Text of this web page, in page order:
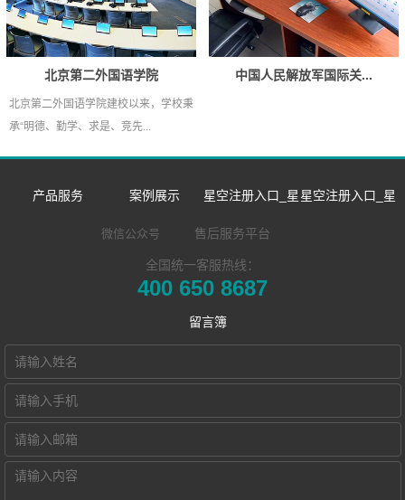
北京第二外国语学院
北京第二外国语学院建校以来，学校秉
承“明德、勤学、求是、竞先...
中国人民解放军国际关...
产品服务
数字语言学习系
空中国 Hub本地
议教学系统
电子教室
智慧教学空间
高密度WiFi移动
案例展示
双一流/985/211
外语院校
星空注册入口_星
空中国
企业新闻
星空注册入口_星
联系我们
微信公众号 售后服务平台
全国统一客服热线：
400 650 8687
留言簿